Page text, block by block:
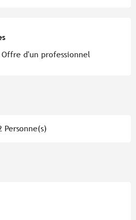
Offre d'un professionnel
Personne(s)